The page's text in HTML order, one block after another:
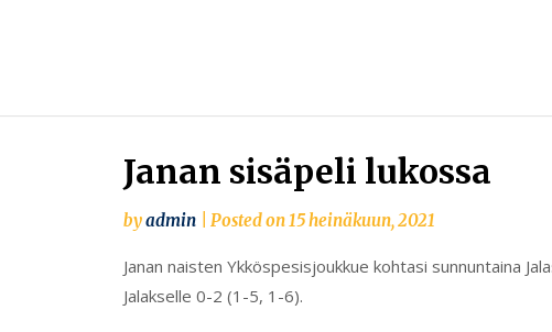
Janan sisäpeli lukossa
byadmin Posted on15 heinäkuun, 2021
Janan naisten Ykköspesisjoukkue kohtasi sunnuntaina
Jalakselle 0-2 (1-5, 1-6).